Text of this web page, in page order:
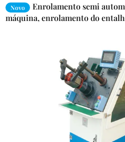
Novo
Enrolamento semi
máquina, enrolamento do